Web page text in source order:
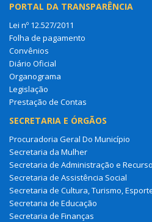
PORTAL DA TRANSPARÊNCIA
Lei nº 12.527/2011
Folha de pagamento
Convênios
Diário Oficial
Organograma
Legislação
Prestação de Contas
SECRETARIA E ÓRGÃOS
Procuradoria Geral Do Município
Secretaria da Mulher
Secretaria de Administração e
Secretaria de Assistência Social
Secretaria de Cultura, Turismo,
Secretaria de Educação
Secretaria de Finanças